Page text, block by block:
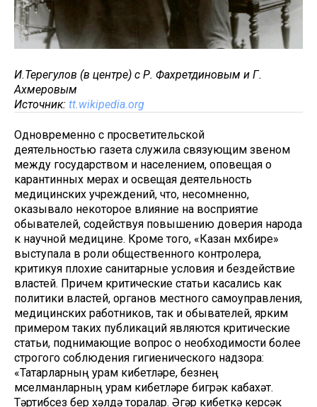
И.Терегулов (в центре) с Р. Фахретдиновым и Г.
Ахмеровым
Источник: tt.wikipedia.org
Одновременно с просветительской
деятельностью газета служила связующим звеном
между государством и населением, оповещая о
карантинных мерах и освещая деятельность
медицинских учреждений, что, несомненно,
оказывало некоторое влияние на восприятие
обывателей, содействуя повышению доверия народа
к научной медицине. Кроме того, «Казан мөхбире»
выступала в роли общественного контролера,
критикуя плохие санитарные условия и бездействие
властей. Причем критические статьи касались как
политики властей, органов местного самоуправления,
медицинских работников, так и обывателей, ярким
примером таких публикаций являются критические
статьи, поднимающие вопрос о необходимости более
строгого соблюдения гигиенического надзора:
«Татарларның урам кибетләре, безнең
мөселманларның урам кибетләре бигрәк кабахәт.
Тәртибсез бер хәлдә торалар. Әгәр кибеткә керсәк